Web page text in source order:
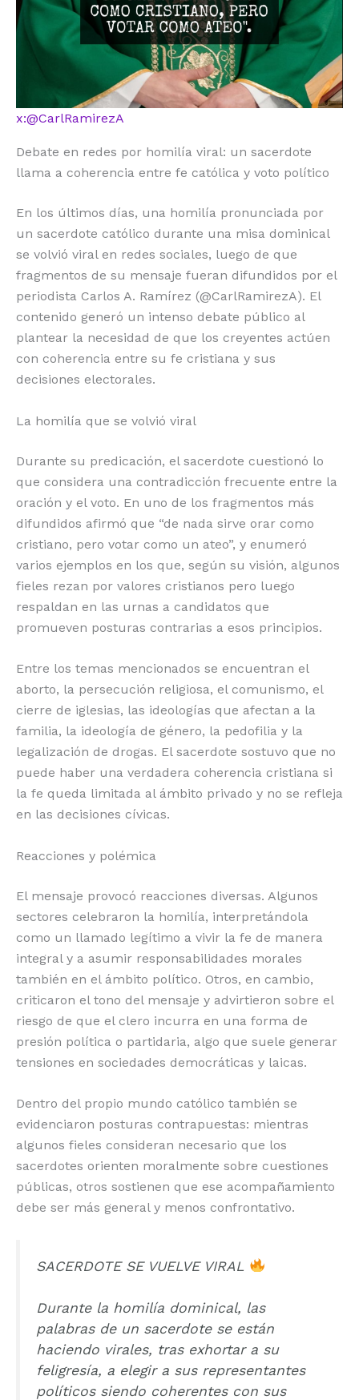
o
k
p
k r
x:@CarlRamirezA
Debate en redes por homilía viral: un sacerdote
llama a coherencia entre fe católica y voto político
En los últimos días, una homilía pronunciada por
un sacerdote católico durante una misa dominical
se volvió viral en redes sociales, luego de que
fragmentos de su mensaje fueran difundidos por el
periodista Carlos A. Ramírez (@CarlRamirezA). El
contenido generó un intenso debate público al
plantear la necesidad de que los creyentes actúen
con coherencia entre su fe cristiana y sus
decisiones electorales.
La homilía que se volvió viral
Durante su predicación, el sacerdote cuestionó lo
que considera una contradicción frecuente entre la
oración y el voto. En uno de los fragmentos más
difundidos afirmó que “de nada sirve orar como
cristiano, pero votar como un ateo”, y enumeró
varios ejemplos en los que, según su visión, algunos
fieles rezan por valores cristianos pero luego
respaldan en las urnas a candidatos que
promueven posturas contrarias a esos principios.
Entre los temas mencionados se encuentran el
aborto, la persecución religiosa, el comunismo, el
cierre de iglesias, las ideologías que afectan a la
familia, la ideología de género, la pedofilia y la
legalización de drogas. El sacerdote sostuvo que no
puede haber una verdadera coherencia cristiana si
la fe queda limitada al ámbito privado y no se refleja
en las decisiones cívicas.
Reacciones y polémica
El mensaje provocó reacciones diversas. Algunos
sectores celebraron la homilía, interpretándola
como un llamado legítimo a vivir la fe de manera
integral y a asumir responsabilidades morales
también en el ámbito político. Otros, en cambio,
criticaron el tono del mensaje y advirtieron sobre el
riesgo de que el clero incurra en una forma de
presión política o partidaria, algo que suele generar
tensiones en sociedades democráticas y laicas.
Dentro del propio mundo católico también se
evidenciaron posturas contrapuestas: mientras
algunos fieles consideran necesario que los
sacerdotes orienten moralmente sobre cuestiones
públicas, otros sostienen que ese acompañamiento
debe ser más general y menos confrontativo.
SACERDOTE SE VUELVE VIRAL
Durante la homilía dominical, las
palabras de un sacerdote se están
haciendo virales, tras exhortar a su
feligresía, a elegir a sus representantes
políticos siendo coherentes con sus